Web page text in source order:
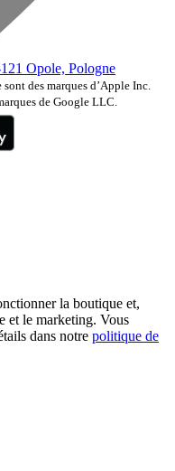
Opole, Pologne
des marques d’Apple Inc.
de Google LLC.
la boutique et,
et le marketing. Vous
dans notre politique de